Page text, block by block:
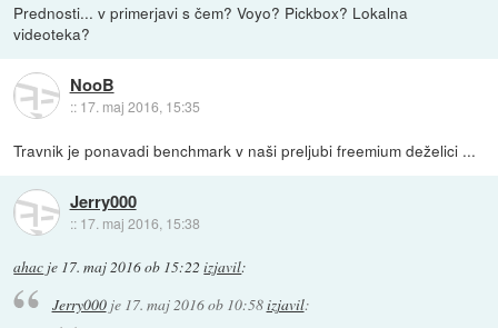
Prednosti... v primerjavi s čem? Voyo? Pickbox? Lokalna
videoteka?
NooB
:: 17. maj 2016, 15:35
Travnik je ponavadi benchmark v naši preljubi freemium deželici ...
Jerry000
:: 17. maj 2016, 15:38
ahac je 17. maj 2016 ob 15:22 izjavil:
Jerry000je 17. maj 2016 ob 10:58izjavil: